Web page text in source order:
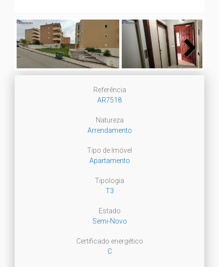
Next
Referência
AR7518
Natureza
Arrendamento
Tipo de Imóvel
Apartamento
Tipologia
T3
Estado
Semi-Novo
Certificado energético
C